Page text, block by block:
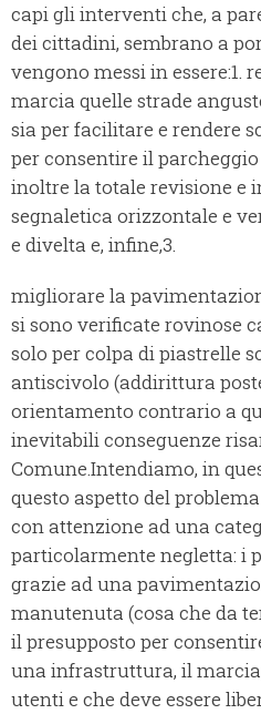
capi gli interventi che, a
dei cittadini, sembrano a
vengono messi in essere:1.
marcia quelle strade
sia per facilitare e rendere
per consentire il
inoltre la totale revisione e
segnaletica orizzontale e
e divelta e, infine,3.
migliorare la
si sono verificate rovinose
solo per colpa di piastrelle
antiscivolo (addirittura
orientamento contrario a
inevitabili conseguenze
Comune.Intendiamo, in
questo aspetto del
con attenzione ad una
particolarmente negletta: i
grazie ad una
manutenuta (cosa che da
il presupposto per
una infrastruttura, il
utenti e che deve essere